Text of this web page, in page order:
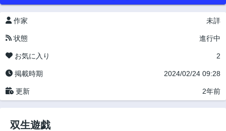
作家 未詳
状態 進行中
お気に入り 2
掲載時期 2024/02/24 09:28
更新 2年前
双生遊戯